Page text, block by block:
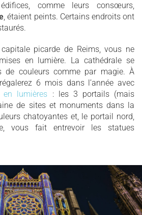
comme leurs consœurs,
, étaient peints. Certains endroits ont
picarde de Reims, vous ne
en lumière. La cathédrale se
de couleurs comme par magie. À
6 mois dans l’année avec
en lumières : les 3 portails (mais
de sites et monuments dans la
chatoyantes et, le portail nord,
vous fait entrevoir les statues